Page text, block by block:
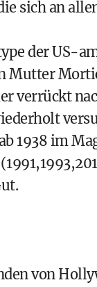
sich an
der US-
Mutter
verrückt
1938 im
von